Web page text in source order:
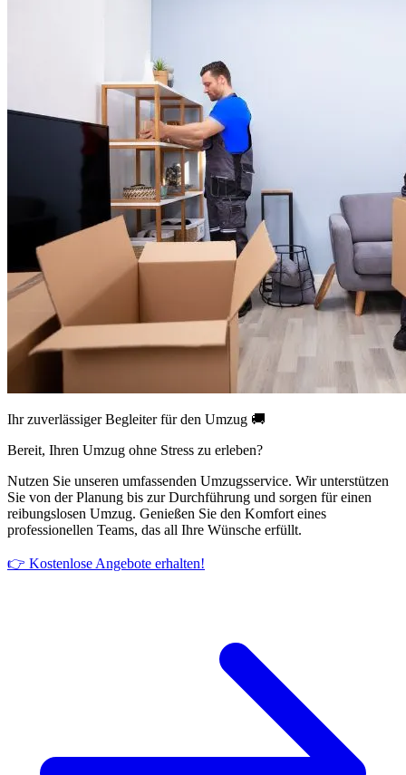
Ihr zuverlässiger Begleiter für den Umzug 🚚
Bereit, Ihren Umzug ohne Stress zu erleben?
Nutzen Sie unseren umfassenden Umzugsservice. Wir unterstützen
Sie von der Planung bis zur Durchführung und sorgen für einen
reibungslosen Umzug. Genießen Sie den Komfort eines
professionellen Teams, das all Ihre Wünsche erfüllt.
👉 Kostenlose Angebote erhalten!